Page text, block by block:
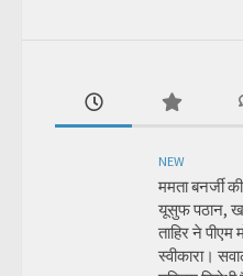
NEW
ममता बनर्जी
यूसुफ पठान,
ताहिर ने पीएम
स्वीकारा।